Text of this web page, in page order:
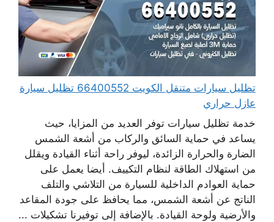
تظليل سيارات متنقل الكويت 66400552 تظليل سيارة
عازل حراري
خدمة تظليل سيارات توفر العديد من المزايا، حيث
يساعد في حماية السائق والركاب من أشعة الشمس
الضارة والحرارة الزائدة، ليوفر راحة أثناء القيادة ويقلل
من استهلاك الطاقة لنظام التكييف. أيضا يعمل على
حماية العوادم الداخلية للسيارة من التلاشي والتلف
الناتج عن أشعة الشمس، مما يحافظ على جودة المقاعد
والأرضية ولوحة القيادة. بالإضافة إلى توفيرنا تشكيلات ...